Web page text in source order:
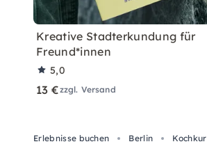
Kreative Stadterkundung für
Freund*innen
5,0
13 €zzgl. Versand
Erlebnisse buchen Berlin